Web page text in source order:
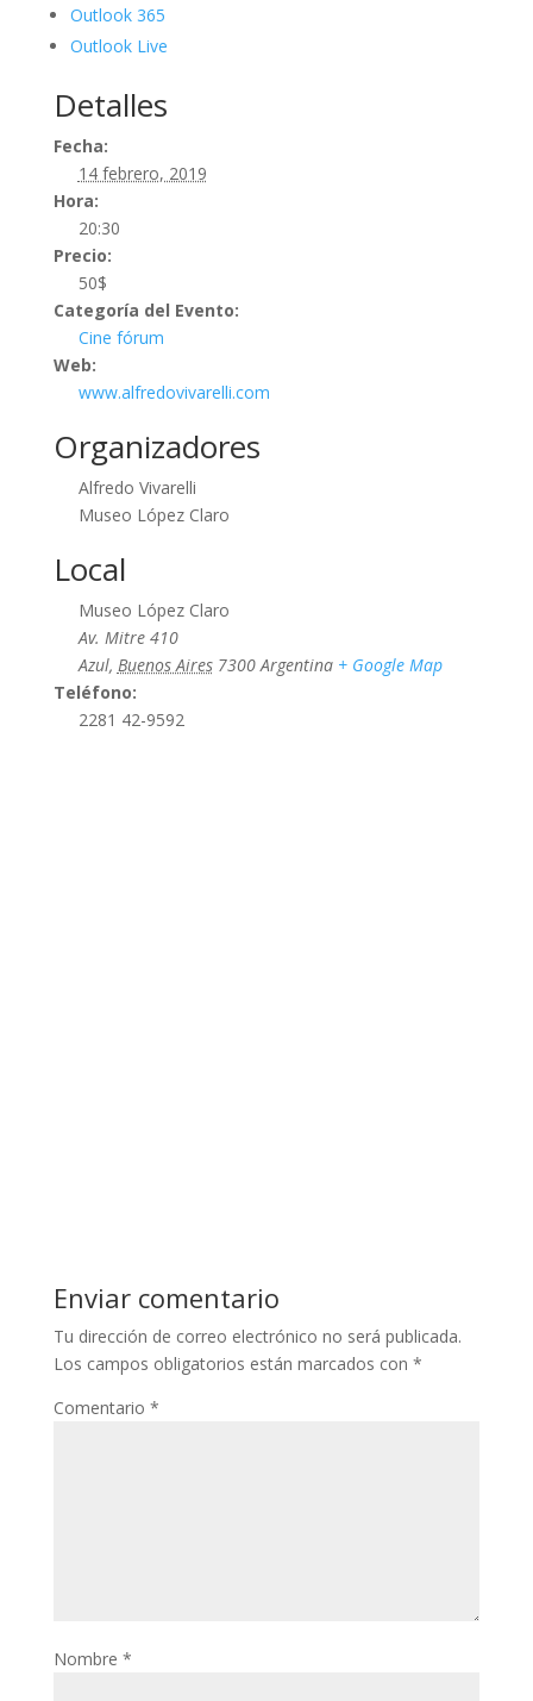
Outlook 365
Outlook Live
Detalles
Fecha:
14 febrero, 2019
Hora:
20:30
Precio:
50$
Categoría del Evento:
Cine fórum
Web:
www.alfredovivarelli.com
Organizadores
Alfredo Vivarelli
Museo López Claro
Local
Museo López Claro
Av. Mitre 410
Azul, Buenos Aires 7300 Argentina + Google Map
Teléfono:
2281 42-9592
Enviar comentario
Tu dirección de correo electrónico no será publicada.
Los campos obligatorios están marcados con *
Comentario *
Nombre *